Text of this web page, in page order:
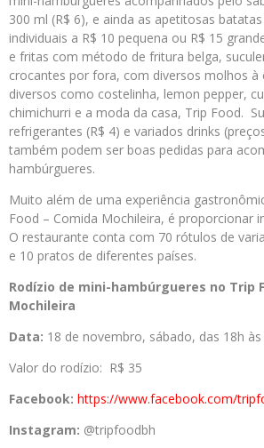
300 ml (R$ 6), e ainda as apetitosas
individuais a R$ 10 pequena ou R$ 15
e fritas com método de fritura belga,
crocantes por fora, com diversos molhos à
diversos como costelinha, lemon pepper,
chimichurri e a moda da casa, Trip Food.
refrigerantes (R$ 4) e variados drinks
também podem ser boas pedidas para
hambúrgueres.
Muito além de uma experiência
Food – Comida Mochileira, é proporcionar
O restaurante conta com 70 rótulos de
e 10 pratos de diferentes países.
Rodízio de mini-hambúrgueres no Trip
Mochileira
Data: 18 de novembro, sábado, das 18h às
Valor do rodízio: R$ 35
Facebook: https://www.facebook.com/
Instagram: @tripfoodbh